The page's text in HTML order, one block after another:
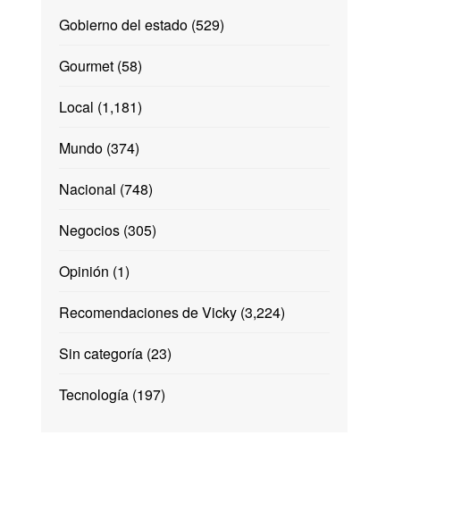
Gobierno del estado(529)
Gourmet(58)
Local (1,181)
Mundo(374)
Nacional (748)
Negocios(305)
Opinión (1)
Recomendaciones de Vicky(3,224)
Sin categoría(23)
Tecnología(197)